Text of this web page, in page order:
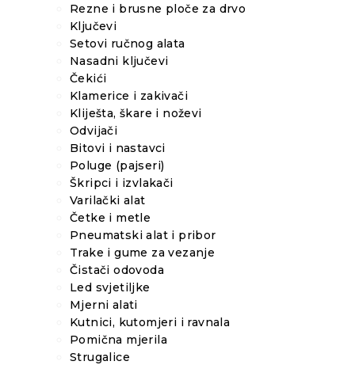
Rezne i brusne ploče za drvo
Ključevi
Setovi ručnog alata
Nasadni ključevi
Čekići
Klamerice i zakivači
Kliješta, škare i noževi
Odvijači
Bitovi i nastavci
Poluge (pajseri)
Škripci i izvlakači
Varilački alat
Četke i metle
Pneumatski alat i pribor
Trake i gume za vezanje
Čistači odovoda
Led svjetiljke
Mjerni alati
Kutnici, kutomjeri i ravnala
Pomična mjerila
Strugalice